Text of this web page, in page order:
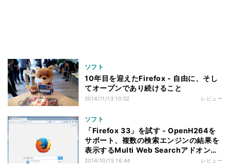
ソフト
10年目を迎えたFirefox - 自由に、そし
てオープンであり続けること
2014/11/13 10:02 レビュー
ソフト
「Firefox 33」を試す - OpenH264を
サポート、複数の検索エンジンの結果を
表示するMulti Web Searchアドオンも
紹介
2014/10/15 16:44 レビュー